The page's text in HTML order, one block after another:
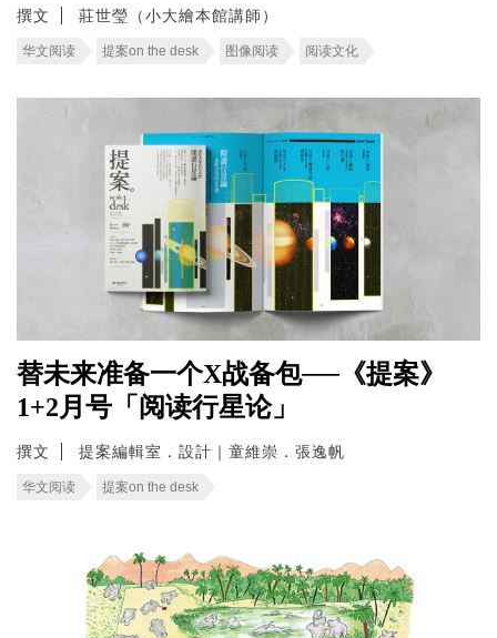
撰文 莊世瑩（小大繪本館講師）
华文阅读 提案on the desk 图像阅读 阅读文化
替未来准备一个X战备包──《提案》
1+2月号「阅读行星论」
撰文 提案編輯室．設計｜童維崇．張逸帆
华文阅读 提案on the desk